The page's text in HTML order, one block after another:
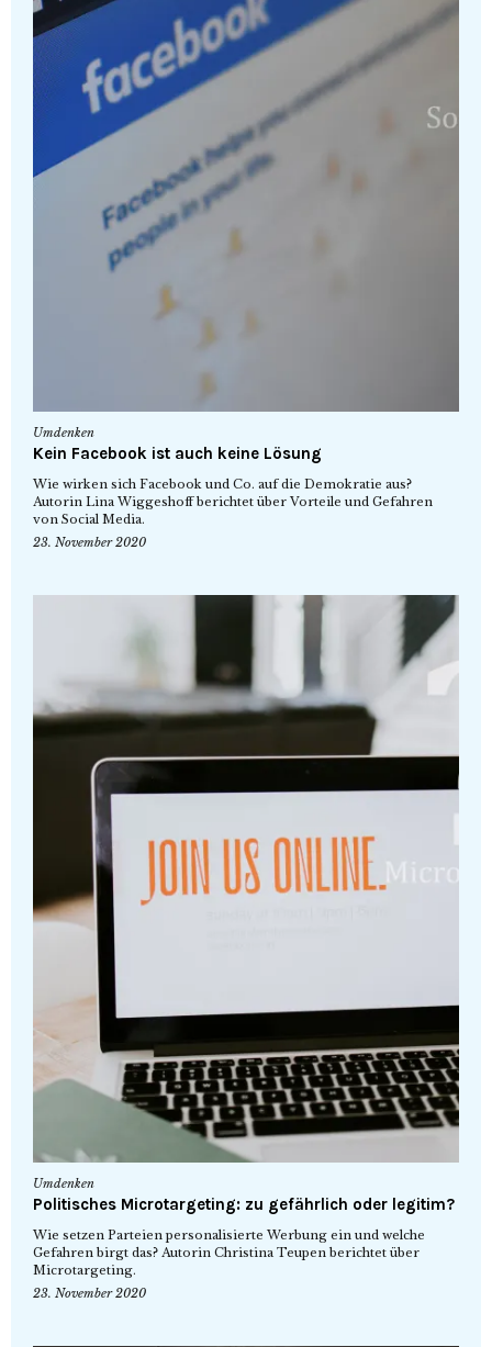
Umdenken
Kein Facebook ist auch keine Lösung
Wie wirken sich Facebook und Co. auf die Demokratie aus?
Autorin Lina Wiggeshoff berichtet über Vorteile und Gefahren
von Social Media.
23. November 2020
Umdenken
Politisches Microtargeting: zu gefährlich oder legitim?
Wie setzen Parteien personalisierte Werbung ein und welche
Gefahren birgt das? Autorin Christina Teupen berichtet über
Microtargeting.
23. November 2020